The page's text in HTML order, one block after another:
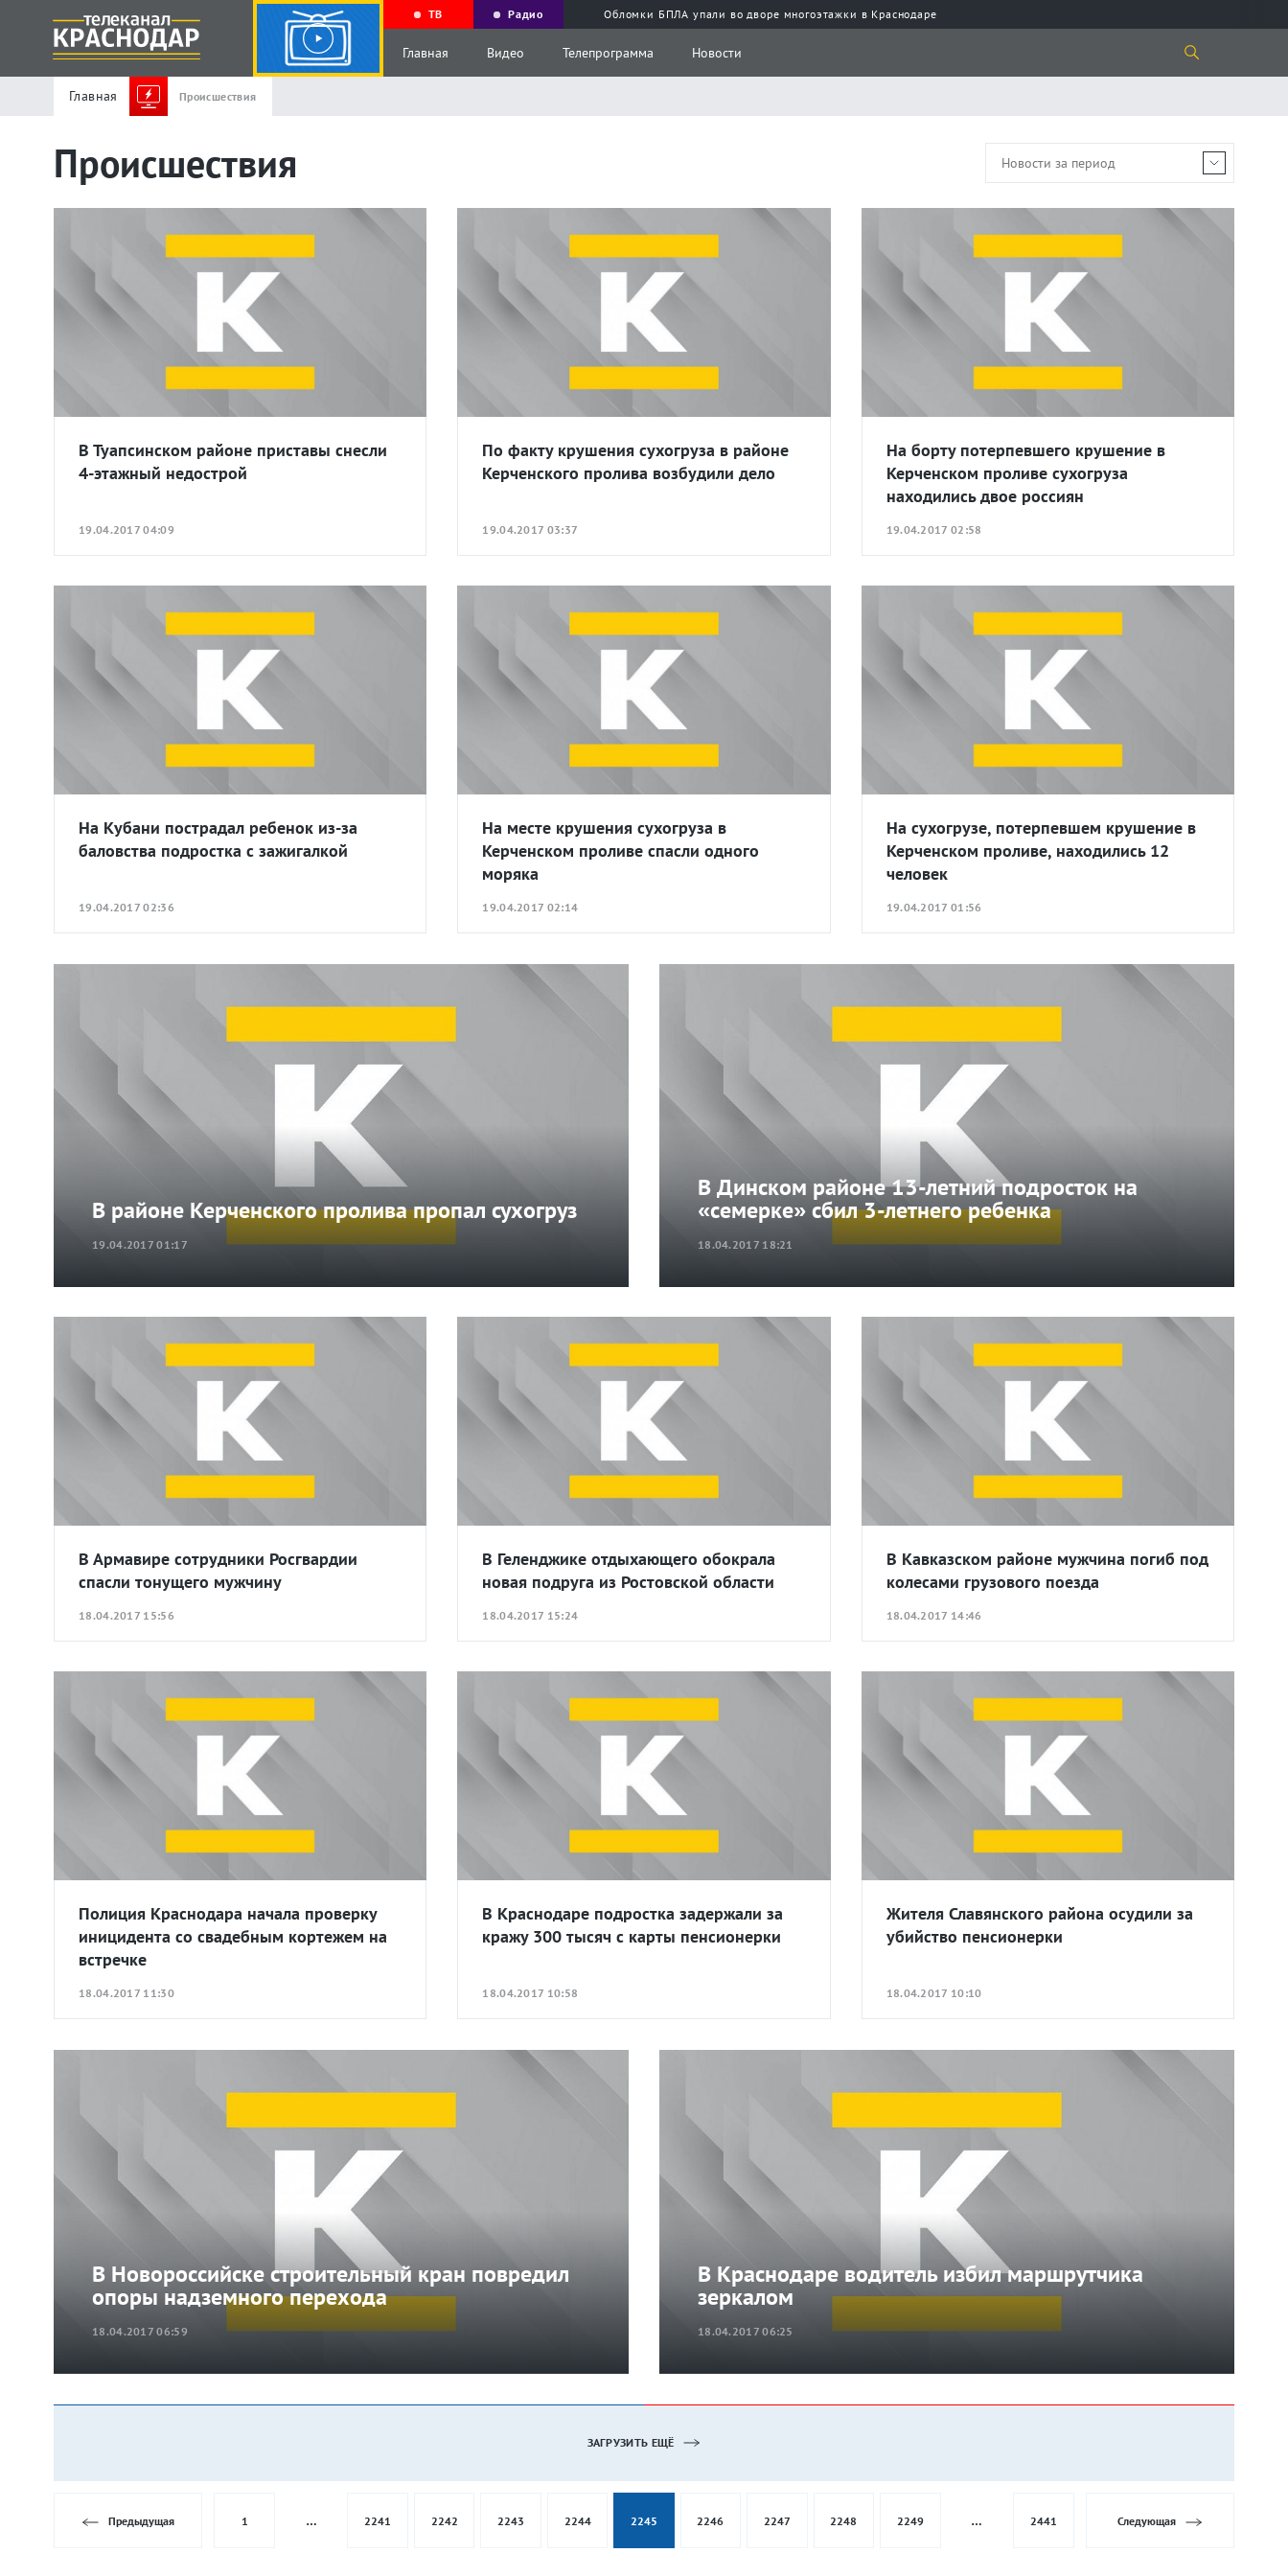
ТВ Радио Обломки БПЛА упали во дворе многоэтажки в Краснодаре
Главная Видео Телепрограмма Новости
Главная Происшествия
Происшествия
В Туапсинском районе приставы снесли
4-этажный недострой
19.04.2017 04:09
По факту крушения сухогруза в районе
Керченского пролива возбудили дело
19.04.2017 03:37
На борту потерпевшего крушение в
Керченском проливе сухогруза
находились двое россиян
19.04.2017 02:58
На Кубани пострадал ребенок из-за
баловства подростка с зажигалкой
19.04.2017 02:36
На месте крушения сухогруза в
Керченском проливе спасли одного
моряка
19.04.2017 02:14
На сухогрузе, потерпевшем крушение в
Керченском проливе, находились 12
человек
19.04.2017 01:56
В районе Керченского пролива пропал сухогруз
19.04.2017 01:17
В Динском районе 13-летний подросток на
«семерке» сбил 3-летнего ребенка
18.04.2017 18:21
В Армавире сотрудники Росгвардии
спасли тонущего мужчину
18.04.2017 15:56
В Геленджике отдыхающего обокрала
новая подруга из Ростовской области
18.04.2017 15:24
В Кавказском районе мужчина погиб под
колесами грузового поезда
18.04.2017 14:46
Полиция Краснодара начала проверку
иницидента со свадебным кортежем на
встречке
18.04.2017 11:30
В Краснодаре подростка задержали за
кражу 300 тысяч с карты пенсионерки
18.04.2017 10:58
Жителя Славянского района осудили за
убийство пенсионерки
18.04.2017 10:10
В Новороссийске строительный кран повредил
опоры надземного перехода
18.04.2017 06:59
В Краснодаре водитель избил маршрутчика
зеркалом
18.04.2017 06:25
ЗАГРУЗИТЬ ЕЩЁ
Предыдущая 1 … 2241 2242 2243 2244 2245 2246 2247 2248 2249 … 2441 Следующая